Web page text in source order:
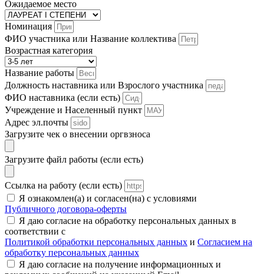
Ожидаемое место
Номинация
ФИО участника или Название коллектива
Возрастная категория
Название работы
Должность наставника или Взрослого участника
ФИО наставника (если есть)
Учреждение и Населенный пункт
Адрес эл.почты
Загрузите чек о внесении оргвзноса
Загрузите файл работы (если есть)
Ссылка на работу (если есть)
Я ознакомлен(а) и согласен(на) с условиями
Публичного договора-оферты
Я даю согласие на обработку персональных данных в
соответствии с
Политикой обработки персональных данных и Согласием на
обработку персональных данных
Я даю согласие на получение информационных и